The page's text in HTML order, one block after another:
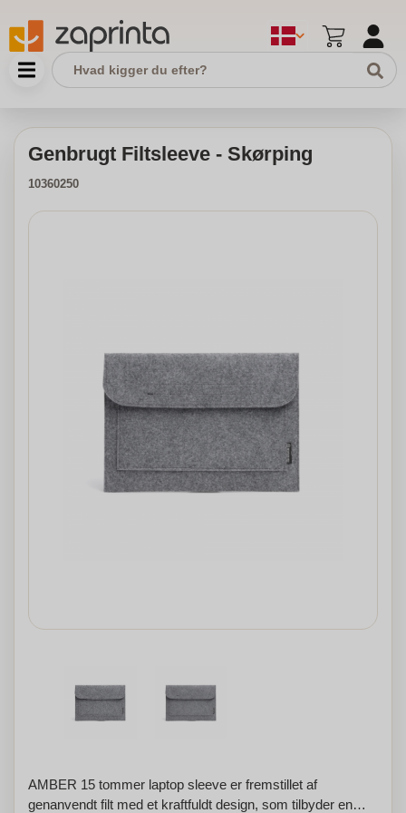
Genbrugt Filtsleeve - Skørping
10360250
AMBER 15 tommer laptop sleeve er fremstillet af
genanvendt filt med et kraftfuldt design, som tilbyder en